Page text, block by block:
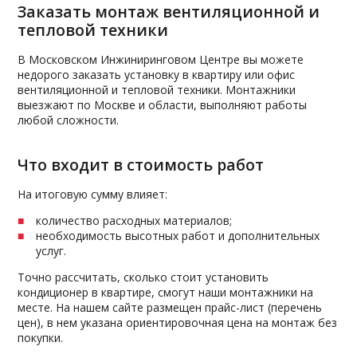
Заказать монтаж вентиляционной и
тепловой техники
В Московском Инжиниринговом Центре вы можете
недорого заказать установку в квартиру или офис
вентиляционной и тепловой техники. Монтажники
выезжают по Москве и области, выполняют работы
любой сложности.
Что входит в стоимость работ
На итоговую сумму влияет:
количество расходных материалов;
необходимость высотных работ и дополнительных
услуг.
Точно рассчитать, сколько стоит установить
кондиционер в квартире, смогут наши монтажники на
месте. На нашем сайте размещен прайс-лист (перечень
цен), в нем указана ориентировочная цена на монтаж без
покупки.